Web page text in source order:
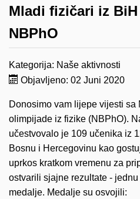
Mladi fizičari iz
NBPhO
Kategorija: Naše aktivnosti
Objavljeno: 02 Juni 2020
Donosimo vam lijepe vijesti sa
olimpijade iz fizike (NBPhO).
učestvovalo je 109 učenika iz
Bosnu i Hercegovinu kao
uprkos kratkom vremenu za
ostvarili sjajne rezultate -
medalje. Medalje su osvojili: